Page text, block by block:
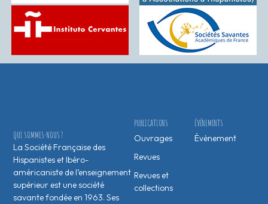
ÉVÉNEMENTS
Évènement
PUBLICATIONS
Ouvrages
Revues
Revues et
collections
QUI SOMMES-NOUS ?
La Société Française des
Hispanistes et Ibéro-
américaniste de l’enseignement
supérieur est une société
savante fondée en 1963. Ses